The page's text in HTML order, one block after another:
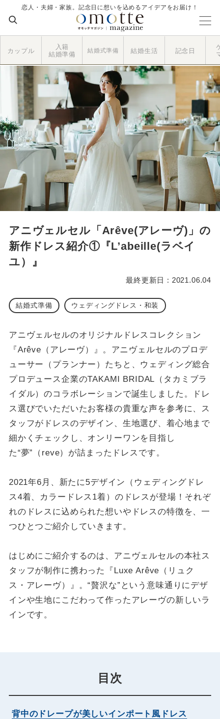
恋人・夫婦・家族。記念日に想いを込めるアイデアをお届け！
カップル
入籍
結婚準備
結婚式準備 結婚生活 記念日
アニヴェルセル「Arêve(アレーヴ)」の
新作ドレス紹介①『L’abeille(ラベイ
ユ）』
最終更新日 : 2021.06.04
結婚式準備 ウェディングドレス・和装
アニヴェルセルのオリジナルドレスコレクション
『Arêve（アレーヴ）』。アニヴェルセルのプロデ
ューサー（プランナー）たちと、ウェディング総合
プロデュース企業のTAKAMI BRIDAL（タカミブラ
イダル）のコラボレーションで誕生しました。ドレ
ス選びでいただいたお客様の貴重な声を参考に、ス
タッフがドレスのデザイン、生地選び、着心地まで
細かくチェックし、オンリーワンを目指し
た“夢”（reve）が詰まったドレスです。
2021年6月、新たに5デザイン（ウェディングドレ
ス4着、カラードレス1着）のドレスが登場！それぞ
れのドレスに込められた想いやドレスの特徴を、一
つひとつご紹介していきます。
はじめにご紹介するのは、アニヴェルセルの本社ス
タッフが制作に携わった『Luxe Arêve（リュク
ス・アレーヴ）』。“贅沢な”という意味通りにデザ
インや生地にこだわって作ったアレーヴの新しいラ
インです。
目次
背中のドレープが美しいインポート風ドレス